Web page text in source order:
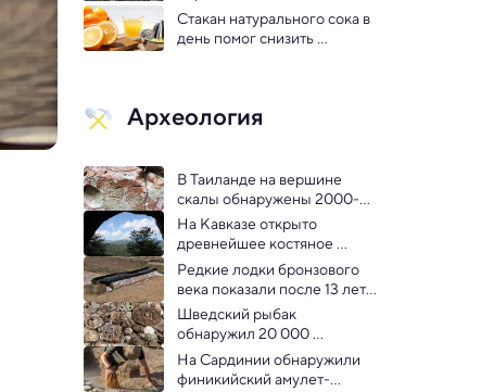
только мясо, но и бобовую
кашу
Стакан натурального сока в
день помог снизить
Археология
В Таиланде на вершине
скалы обнаружены 2000-
летние петроглифы
На Кавказе открыто
древнейшее костяное
охотничье оружие
неандертальцев в Европе
Редкие лодки бронзового
века показали после 13 лет
реставрации
Шведский рыбак
обнаружил 20 000
средневековых  монет,
копая червей
На Сардинии обнаружили
финикийский амулет-